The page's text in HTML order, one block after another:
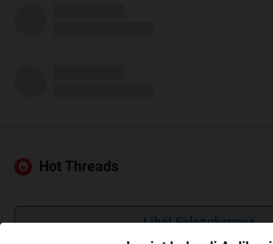
Hot Threads
Lihat Selengkapnya